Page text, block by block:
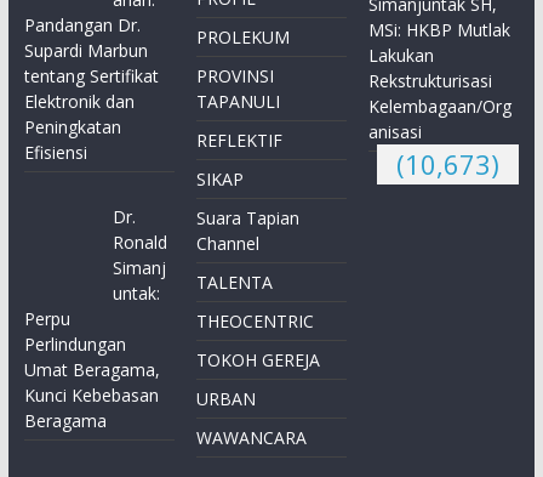
Pandangan Dr.
Supardi Marbun
tentang Sertifikat
Elektronik dan
Peningkatan
Efisiensi
Dr.
Ronald
Simanj
untak:
Perpu
Perlindungan
Umat Beragama,
Kunci Kebebasan
Beragama
PROLEKUM
PROVINSI
TAPANULI
REFLEKTIF
SIKAP
Suara Tapian
Channel
TALENTA
THEOCENTRIC
TOKOH GEREJA
URBAN
WAWANCARA
MSi: HKBP Mutlak
Lakukan
Rekstrukturisasi
Kelembagaan/Org
anisasi
(10,673)